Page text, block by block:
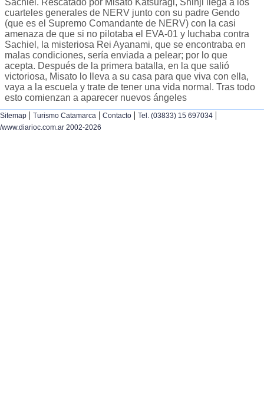
Sachiel. Rescatado por Misato Katsuragi, Shinji llega a los
cuarteles generales de NERV junto con su padre Gendo
(que es el Supremo Comandante de NERV) con la casi
amenaza de que si no pilotaba el EVA-01 y luchaba contra
Sachiel, la misteriosa Rei Ayanami, que se encontraba en
malas condiciones, sería enviada a pelear; por lo que
acepta. Después de la primera batalla, en la que salió
victoriosa, Misato lo lleva a su casa para que viva con ella,
vaya a la escuela y trate de tener una vida normal. Tras todo
esto comienzan a aparecer nuevos ángeles
Sitemap | Turismo Catamarca | Contacto | Tel. (03833) 15 697034 |
/www.diarioc.com.ar 2002-2026